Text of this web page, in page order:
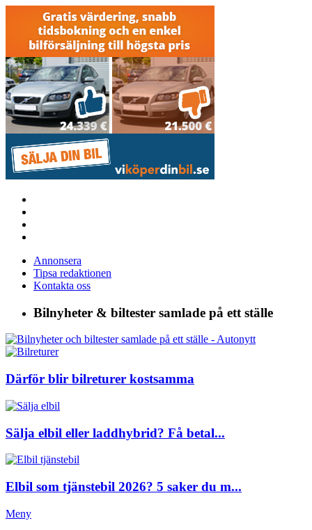
Annonsera
Tipsa redaktionen
Kontakta oss
Bilnyheter & biltester samlade på ett ställe
Därför blir bilreturer kostsamma
Sälja elbil eller laddhybrid? Få betal...
Elbil som tjänstebil 2026? 5 saker du m...
Meny